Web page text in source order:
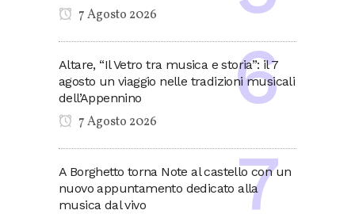
7 Agosto 2026
Altare, “Il Vetro tra musica e storia”: il 7
agosto un viaggio nelle tradizioni musicali
dell’Appennino
7 Agosto 2026
A Borghetto torna Note al castello con un
nuovo appuntamento dedicato alla
musica dal vivo